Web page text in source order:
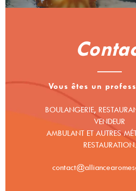
Vous êtes un
BOULANGERIE,
VENDEUR
AMBULANT ET AUTRES
RESTAURATION.